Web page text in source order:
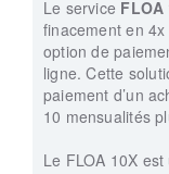
Le service FLOA
finacement en
option de
ligne. Cette
paiement d’un
10 mensualités
Le FLOA 10X